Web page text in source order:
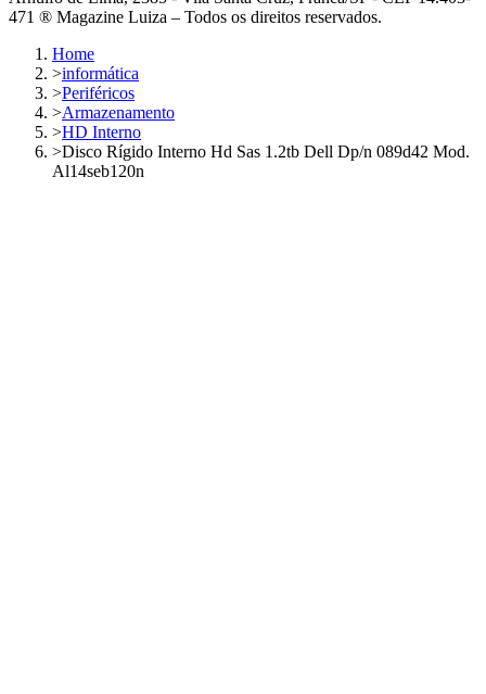
471 ® Magazine Luiza – Todos os direitos reservados.
Home
>informática
>Periféricos
>Armazenamento
>HD Interno
>Disco Rígido Interno Hd Sas 1.2tb Dell Dp/n 089d42 Mod.
Al14seb120n